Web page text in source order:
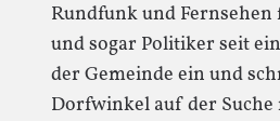
Rundfunk und
und sogar Politiker seit
der Gemeinde ein und
Dorfwinkel auf der Suche